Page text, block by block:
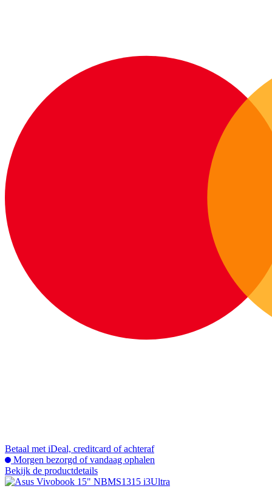
Betaal met iDeal, creditcard of achteraf
Morgen bezorgd of vandaag ophalen
Bekijk de productdetails